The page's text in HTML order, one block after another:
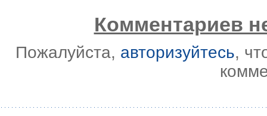
Комментариев
Пожалуйста, авторизуйтесь,